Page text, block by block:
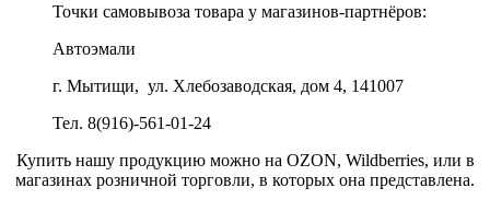
Точки самовывоза товара у магазинов-партнёров:
Автоэмали
г. Мытищи, ул. Хлебозаводская, дом 4, 141007
Тел. 8(916)-561-01-24
Купить нашу продукцию можно на OZON, Wildberries, или в
магазинах розничной торговли, в которых она представлена.